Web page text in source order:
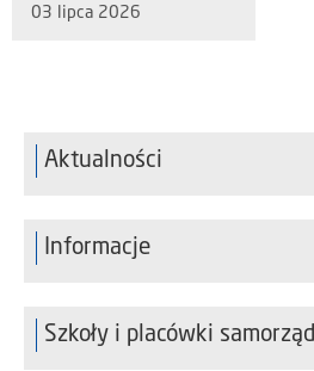
03 lipca 2026
Aktualności
Informacje
Szkoły i placówki